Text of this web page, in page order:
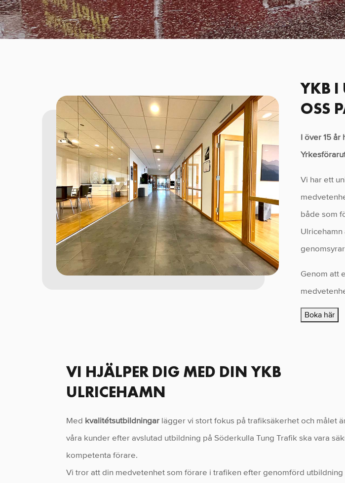
YKB I
OSS
I över 15
Vi har ett
både som
Genom att
Boka här
VI HJÄLPER DIG MED DIN YKB
ULRICEHAMN
Med kvalitétsutbildningar lägger vi stort fokus på trafiksäkerhet och målet
våra kunder efter avslutad utbildning på Söderkulla Tung Trafik ska vara
kompetenta förare.
Vi tror att din medvetenhet som förare i trafiken efter genomförd